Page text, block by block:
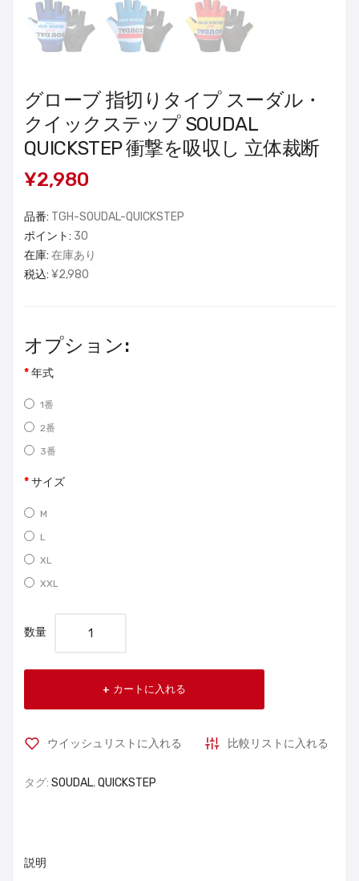
グローブ 指切りタイプ スーダル・
クイックステップ SOUDAL
QUICKSTEP 衝撃を吸収し 立体裁断
¥2,980
品番: TGH-SOUDAL-QUICKSTEP
ポイント: 30
在庫: 在庫あり
税込: ¥2,980
オプション:
年式
1番
2番
3番
サイズ
M
L
XL
XXL
数量
カートに入れる
ウイッシュリストに入れる 比較リストに入れる
タグ: SOUDAL,QUICKSTEP
説明